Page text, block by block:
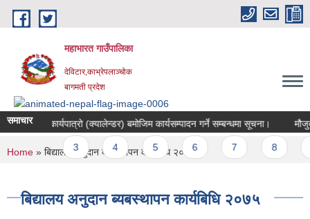
Skip to main content
महाभारत गाउँपालिका
देविटार,काभ्रेपलाञ्चोक
बागमती प्रदेश
समाचार
महिनाको कार्यपात्रो (क्यालेन्डर) बमोजिम कार्यसम्पादन गर्ने सम्बन्धमा सूचना।
You are here
Home » बिद्यालय अनुदान ब्यबस्थापन कार्यबिधि २०७५
बिद्यालय अनुदान ब्यबस्थापन कार्यबिधि २०७५